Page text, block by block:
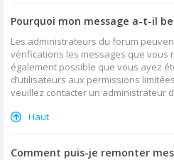
Pourquoi mon message a-t-il
Les administrateurs du forum
vérifications les messages que vous
également possible que vous ayez
d’utilisateurs aux permissions
veuillez contacter un administrateur
Haut
Comment puis-je remonter